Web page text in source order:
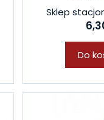
Sklep
Do